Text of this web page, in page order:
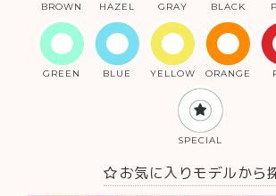
BROWN HAZEL GRAY BLACK
GREEN BLUE YELLOW ORANGE
SPECIAL
お気に入りモデルから